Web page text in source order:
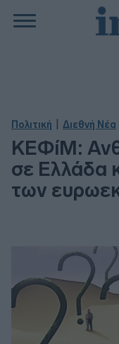
Πολιτική Διεθνή Νέα
ΚΕΦίΜ:
σε Ελλάδα
των